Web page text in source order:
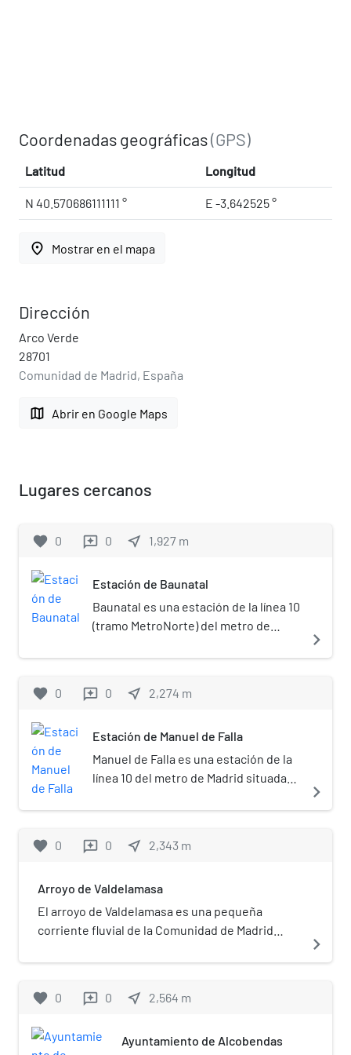
Coordenadas geográficas(GPS)
Latitud Longitud
N 40.570686111111 ° E -3.642525 °
place Mostrar en el mapa
Dirección
Arco Verde
28701
Comunidad de Madrid, España
map Abrir en Google Maps
Lugares cercanos
favorite 0 reviews 0 near_me 1,927 m
Estación de Baunatal
Baunatal es una estación de la línea 10
(tramo MetroNorte) del metro de
entre las avenidas de Lomas del Rey y
Popular, en San Sebastián de los
Alamillos).
navigate_next
favorite 0 reviews 0 near_me 2,274 m
Estación de Manuel de Falla
Manuel de Falla es una estación de la
línea 10 del metro de Madrid situada
municipio de Alcobendas, al norte del
navigate_next
favorite 0 reviews 0 near_me 2,343 m
Arroyo de Valdelamasa
El arroyo de Valdelamasa es una pequeña
corriente fluvial de la Comunidad de Madrid
y, por extensión, a la del Tajo, donde tributa
dirección sur-noreste. Presenta un fuerte
estiaje, llegando a secarse durante el verano.
navigate_next
favorite 0 reviews 0 near_me 2,564 m
Ayuntamiento de Alcobendas